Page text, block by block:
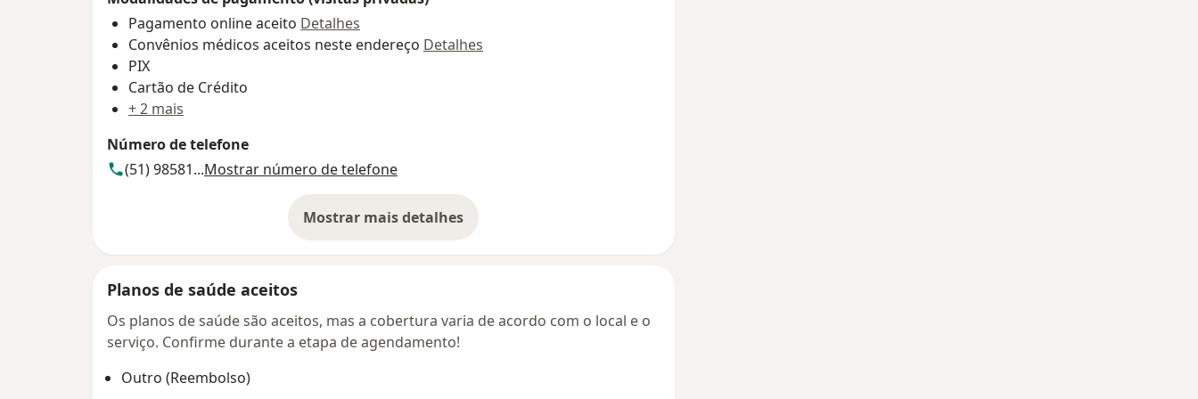
Pagamento online aceito Detalhes
Convênios médicos aceitos neste endereço Detalhes
PIX
Cartão de Crédito
+ 2 mais
Número de telefone
(51) 98581...Mostrar número de telefone
Mostrar mais detalhes
sobre o endereço
Planos de saúde aceitos
Os planos de saúde são aceitos, mas a cobertura varia de acordo com o local e o
serviço. Confirme durante a etapa de agendamento!
Outro (Reembolso)